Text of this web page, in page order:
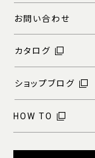
お問い合わせ
カタログ
ショップブログ
HOW TO